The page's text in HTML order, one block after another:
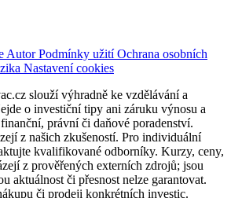
AutorPodmínky užitíOchrana osobních
Nastavení cookies
slouží výhradně ke vzdělávání a
o investiční tipy ani záruku výnosu a
právní či daňové poradenství.
z našich zkušeností. Pro individuální
kvalifikované odborníky. Kurzy, ceny,
z prověřených externích zdrojů; jsou
aktuálnost či přesnost nelze garantovat.
či prodeji konkrétních investic.